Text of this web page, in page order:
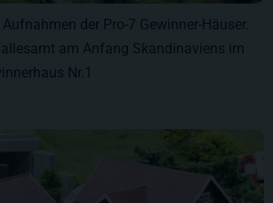
der Pro-7 Gewinner-Häuser.
allesamt am Anfang Skandinaviens im
Nr.1